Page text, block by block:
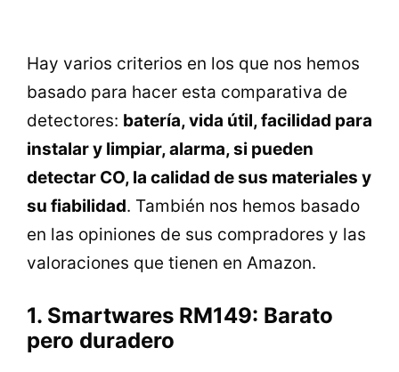
Hay varios criterios en los que nos hemos
basado para hacer esta comparativa de
detectores: batería, vida útil, facilidad para
instalar y limpiar, alarma, si pueden
detectar CO, la calidad de sus materiales y
su fiabilidad. También nos hemos basado
en las opiniones de sus compradores y las
valoraciones que tienen en Amazon.
1. Smartwares RM149: Barato
pero duradero